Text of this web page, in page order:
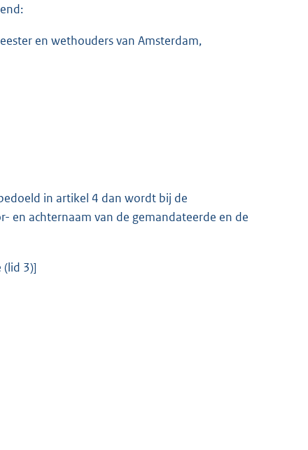
en wethouders van Amsterdam,
in artikel 4 dan wordt bij de
en achternaam van de gemandateerde en de
3)]